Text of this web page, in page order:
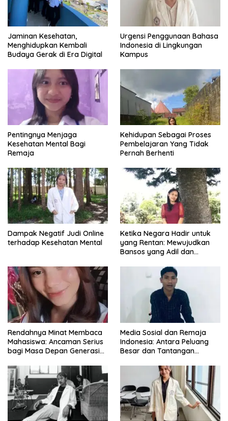
Jaminan Kesehatan,
Menghidupkan Kembali
Budaya Gerak di Era Digital
Urgensi Penggunaan Bahasa
Indonesia di Lingkungan
Kampus
Pentingnya Menjaga
Kesehatan Mental Bagi
Remaja
Kehidupan Sebagai Proses
Pembelajaran Yang Tidak
Pernah Berhenti
Dampak Negatif Judi Online
terhadap Kesehatan Mental
Ketika Negara Hadir untuk
yang Rentan: Mewujudkan
Bansos yang Adil dan
Rendahnya Minat Membaca
Mahasiswa: Ancaman Serius
bagi Masa Depan Generasi
Media Sosial dan Remaja
Indonesia: Antara Peluang
Besar dan Tantangan